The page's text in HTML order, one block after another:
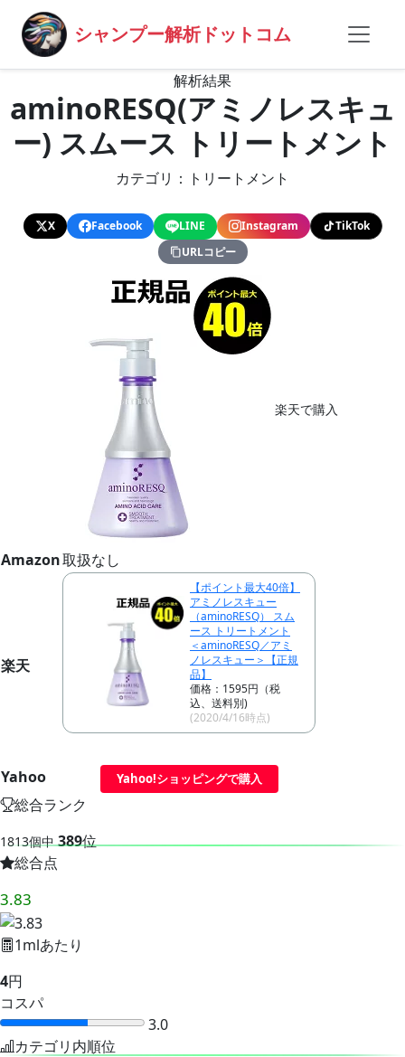
シャンプー解析ドットコム
解析結果
aminoRESQ(アミノレスキュ
ー) スムース トリートメント
カテゴリ：トリートメント
X Facebook LINE Instagram
TikTok
URLコピー
楽天で購入
Amazon取扱なし
楽天
【ポイント最大40倍】
アミノレスキュー
（aminoRESQ） スム
ース トリートメント
＜aminoRESQ／アミ
ノレスキュー＞【正規
品】
価格：1595円（税
込、送料別)
(2020/4/16時点)
Yahoo Yahoo!ショッピングで購入
総合ランク
1813個中 389位
総合点
3.83
1mlあたり
4円
コスパ
3.0
カテゴリ内順位